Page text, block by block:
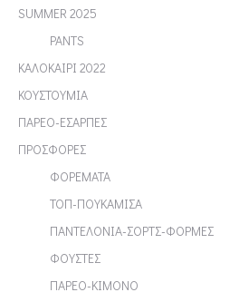
SUMMER 2025
PANTS
ΚΑΛΟΚΑΙΡΙ 2022
ΚΟΥΣΤΟΥΜΙΑ
ΠΑΡΕΟ-ΕΣΑΡΠΕΣ
ΠΡΟΣΦΟΡΕΣ
ΦΟΡΕΜΑΤΑ
ΤΟΠ-ΠΟΥΚΑΜΙΣΑ
ΠΑΝΤΕΛΟΝΙΑ-ΣΟΡΤΣ-ΦΟΡΜΕΣ
ΦΟΥΣΤΕΣ
ΠΑΡΕΟ-ΚΙΜΟΝΟ